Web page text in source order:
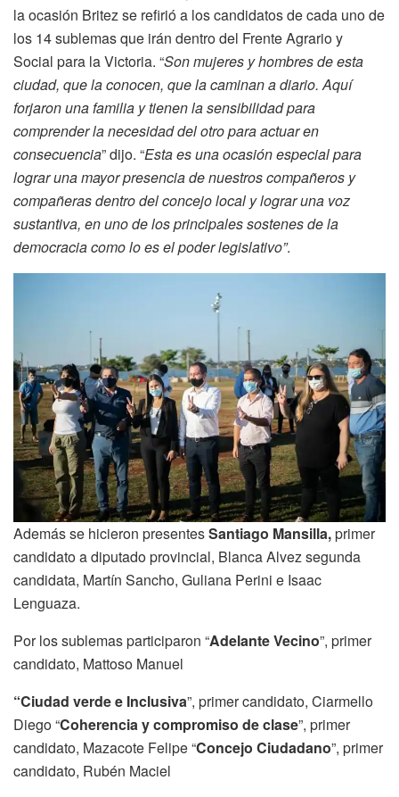
la ocasión Britez se refirió a los candidatos de cada uno de
los 14 sublemas que irán dentro del Frente Agrario y
Social para la Victoria. “Son mujeres y hombres de esta
ciudad, que la conocen, que la caminan a diario. Aquí
forjaron una familia y tienen la sensibilidad para
comprender la necesidad del otro para actuar en
consecuencia” dijo. “Esta es una ocasión especial para
lograr una mayor presencia de nuestros compañeros y
compañeras dentro del concejo local y lograr una voz
sustantiva, en uno de los principales sostenes de la
democracia como lo es el poder legislativo”.
Además se hicieron presentesSantiago Mansilla,primer
candidato a diputado provincial, Blanca Alvez segunda
candidata, Martín Sancho, Guliana Perini e Isaac
Lenguaza.
Por los sublemas participaron “Adelante Vecino”, primer
candidato, Mattoso Manuel
“Ciudad verde e Inclusiva”, primer candidato, Ciarmello
Diego “Coherencia y compromiso de clase”, primer
candidato, Mazacote Felipe “Concejo Ciudadano”, primer
candidato, Rubén Maciel